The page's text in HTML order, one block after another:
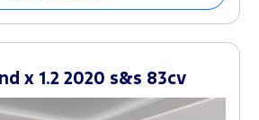
x 1.2 2020 s&s 83cv